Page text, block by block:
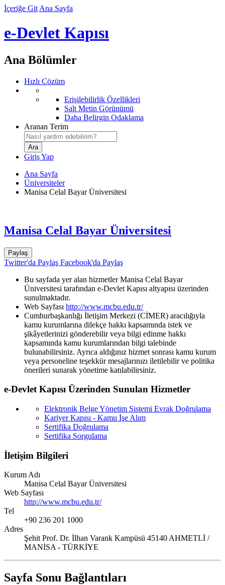
İçeriğe Git Ana Sayfa
e-Devlet Kapısı
Ana Bölümler
Hızlı Çözüm
Erişilebilirlik Özellikleri
Salt Metin Görünümü
Daha Belirgin Odaklama
Aranan Terim
Giriş Yap
Ana Sayfa
Üniversiteler
Manisa Celal Bayar Üniversitesi
Manisa Celal Bayar Üniversitesi
Paylaş
Twitter'da Paylaş Facebook'da Paylaş
Bu sayfada yer alan hizmetler Manisa Celal Bayar
Üniversitesi tarafından e-Devlet Kapısı altyapısı üzerinden
sunulmaktadır.
Web Sayfası http://www.mcbu.edu.tr/
Cumhurbaşkanlığı İletişim Merkezi (CİMER) aracılığıyla
kamu kurumlarına dilekçe hakkı kapsamında istek ve
şikâyetlerinizi gönderebilir veya bilgi edinme hakkı
kapsamında kamu kurumlarından bilgi talebinde
bulunabilirsiniz. Ayrıca aldığınız hizmet sonrası kamu kurum
veya personeline teşekkür mesajlarınızı iletilebilir ve politika
önerileri sunarak yönetime katılabilirsiniz.
e-Devlet Kapısı Üzerinden Sunulan Hizmetler
Elektronik Belge Yönetim Sistemi Evrak Doğrulama
Kariyer Kapısı - Kamu İşe Alım
Sertifika Doğrulama
Sertifika Sorgulama
İletişim Bilgileri
Kurum Adı
Manisa Celal Bayar Üniversitesi
Web Sayfası
http://www.mcbu.edu.tr/
Tel
+90 236 201 1000
Adres
Şehit Prof. Dr. İlhan Varank Kampüsü 45140 AHMETLİ /
MANİSA - TÜRKİYE
Sayfa Sonu Bağlantıları